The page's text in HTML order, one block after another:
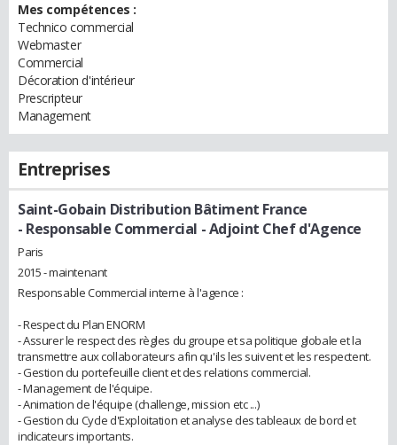
Mes compétences :
Technico commercial
Webmaster
Commercial
Décoration d'intérieur
Prescripteur
Management
Entreprises
Saint-Gobain Distribution Bâtiment France
- Responsable Commercial - Adjoint Chef d'Agence
Paris
2015 - maintenant
Responsable Commercial interne à l'agence :
- Respect du Plan ENORM
- Assurer le respect des règles du groupe et sa politique globale et la
transmettre aux collaborateurs afin qu'ils les suivent et les respectent.
- Gestion du portefeuille client et des relations commercial.
- Management de l'équipe.
- Animation de l'équipe (challenge, mission etc ...)
- Gestion du Cycle d'Exploitation et analyse des tableaux de bord et
indicateurs importants.